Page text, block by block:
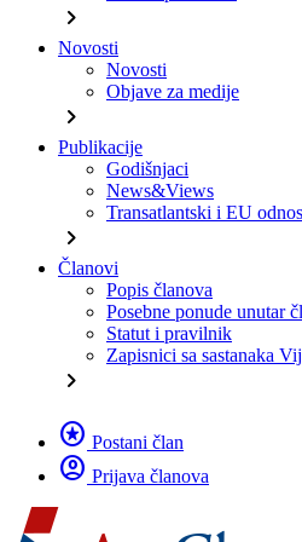
chevron_right
Novosti
Novosti
Objave za medije
chevron_right
Publikacije
Godišnjaci
News&Views
Transatlantski i EU
chevron_right
Članovi
Popis članova
Posebne ponude unutar
Statut i pravilnik
Zapisnici sa sastanaka
chevron_right
stars Postani član
account_circle Prijava članova